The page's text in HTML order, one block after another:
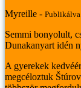
Myreille -
Semmi bonyolult,
Dunakanyart idén
A gyerekek
megcéloztuk